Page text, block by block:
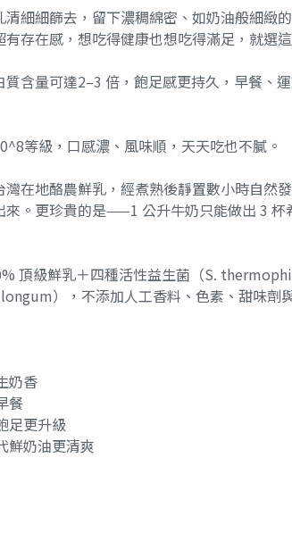
細細篩去，留下濃稠綿密、如奶油般細緻
存在感，想吃得健康也想吃得滿足，就選這
含量可達2–3 倍，飽足感更持久，早餐、
等級，口感濃、風味順，天天吃也不膩。
灣在地酪農鮮乳，經煮熟後靜置數小時自然
來。更珍貴的是——1 公升牛奶只能做出 3 杯
頂級鮮乳＋四種活性益生菌（S.
），不添加人工香料、色素、甜味劑
奶香
餐
足更升級
鮮奶油更清爽